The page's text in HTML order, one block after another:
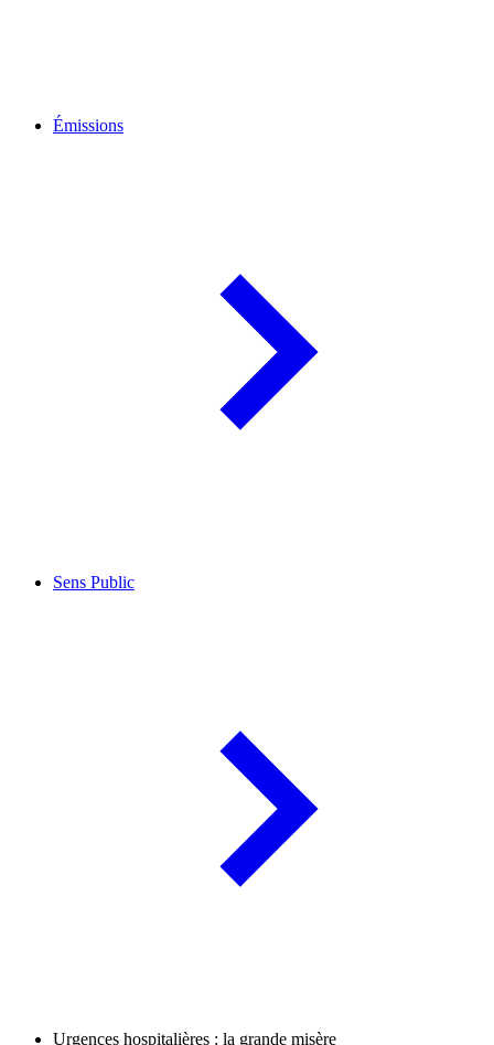
Émissions
Sens Public
Urgences hospitalières : la grande misère